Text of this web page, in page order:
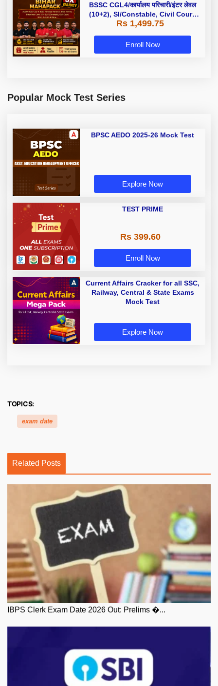
BSSC CGL4/कार्यालय परिचारी/इंटर लेवल
(10+2), SI/Constable, Civil Court,
B.Ed. D.El.Ed. & More
Rs 1,499.75
Enroll Now
Popular Mock Test Series
BPSC AEDO 2025-26 Mock Test
Explore Now
TEST PRIME
Rs 399.60
Enroll Now
Current Affairs Cracker for all SSC,
Railway, Central & State Exams
Mock Test
Explore Now
TOPICS:
exam date
Related Posts
IBPS Clerk Exam Date 2026 Out: Prelims �...